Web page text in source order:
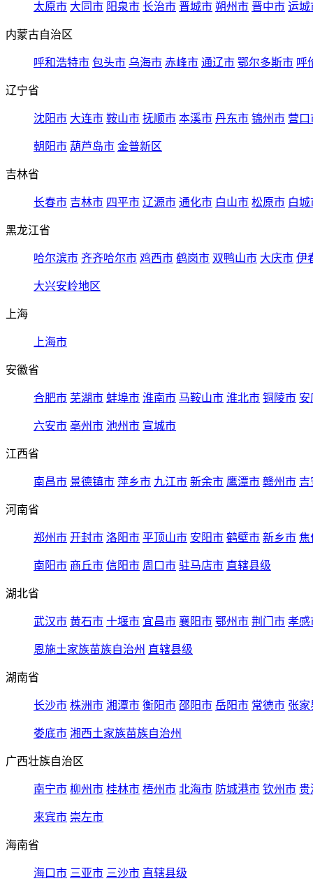
太原市 大同市 阳泉市 长治市 晋城市 朔州市 晋中市 运城
内蒙古自治区
呼和浩特市 包头市 乌海市 赤峰市 通辽市 鄂尔多斯市 呼
辽宁省
沈阳市 大连市 鞍山市 抚顺市 本溪市 丹东市 锦州市 营口
朝阳市 葫芦岛市 金普新区
吉林省
长春市 吉林市 四平市 辽源市 通化市 白山市 松原市 白城
黑龙江省
哈尔滨市 齐齐哈尔市 鸡西市 鹤岗市 双鸭山市 大庆市 伊
大兴安岭地区
上海
上海市
安徽省
合肥市 芜湖市 蚌埠市 淮南市 马鞍山市 淮北市 铜陵市 安
六安市 亳州市 池州市 宣城市
江西省
南昌市 景德镇市 萍乡市 九江市 新余市 鹰潭市 赣州市 吉
河南省
郑州市 开封市 洛阳市 平顶山市 安阳市 鹤壁市 新乡市 焦
南阳市 商丘市 信阳市 周口市 驻马店市 直辖县级
湖北省
武汉市 黄石市 十堰市 宜昌市 襄阳市 鄂州市 荆门市 孝感
恩施土家族苗族自治州 直辖县级
湖南省
长沙市 株洲市 湘潭市 衡阳市 邵阳市 岳阳市 常德市 张家
娄底市 湘西土家族苗族自治州
广西壮族自治区
南宁市 柳州市 桂林市 梧州市 北海市 防城港市 钦州市 贵
来宾市 崇左市
海南省
海口市 三亚市 三沙市 直辖县级